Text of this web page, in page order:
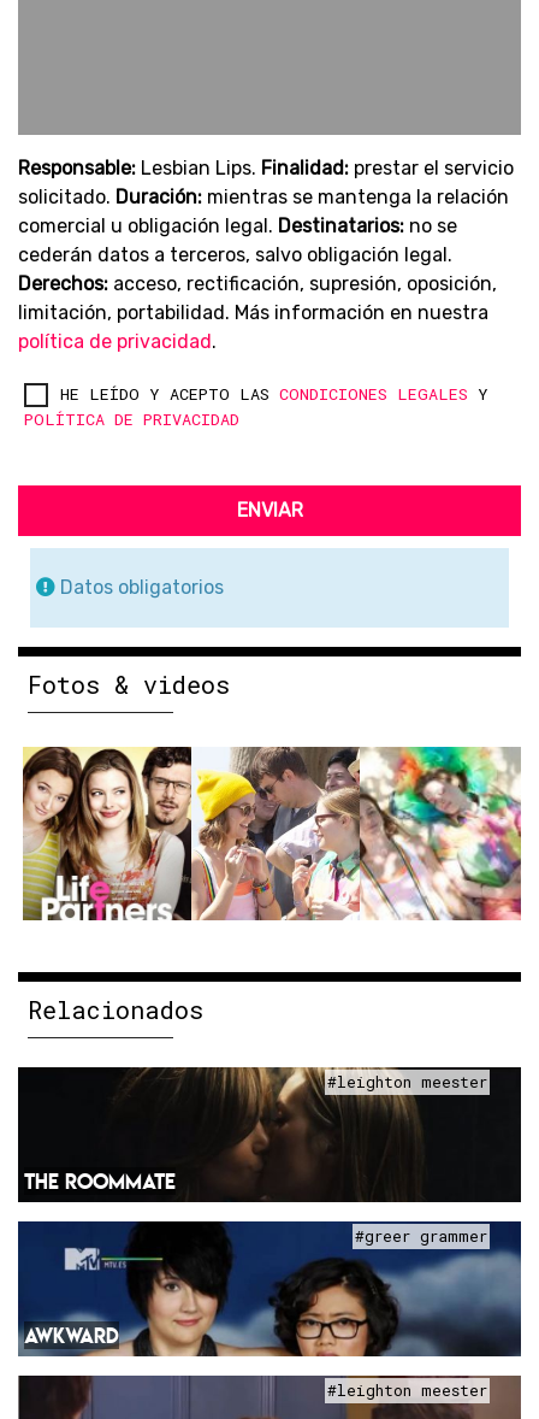
Responsable: Lesbian Lips. Finalidad: prestar el servicio
solicitado. Duración: mientras se mantenga la relación
comercial u obligación legal. Destinatarios: no se
cederán datos a terceros, salvo obligación legal.
Derechos: acceso, rectificación, supresión, oposición,
limitación, portabilidad. Más información en nuestra
política de privacidad.
HE LEÍDO Y ACEPTO LAS CONDICIONES LEGALES Y
POLÍTICA DE PRIVACIDAD
ENVIAR
Datos obligatorios
Fotos & videos
Relacionados
#leighton meester
THE ROOMMATE
#greer grammer
AWKWARD
#leighton meester